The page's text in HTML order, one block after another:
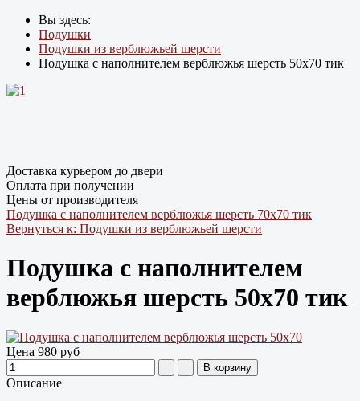
Вы здесь:
Подушки
Подушки из верблюжьей шерсти
Подушка с наполнителем верблюжья шерсть 50х70 тик
Доставка курьером до двери
Оплата при получении
Цены от производителя
Подушка с наполнителем верблюжья шерсть 70х70 тик
Вернуться к: Подушки из верблюжьей шерсти
Подушка с наполнителем
верблюжья шерсть 50х70 тик
Цена 980 руб
Описание